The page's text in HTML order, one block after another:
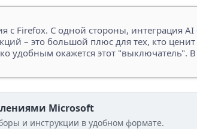
с Firefox. С одной стороны, интеграция
– это большой плюс для тех, кто
удобным окажется этот
Microsoft
и инструкции в удобном формате.